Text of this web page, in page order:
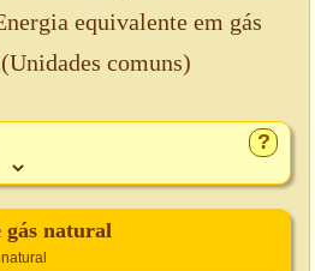
equivalente em gás
(Unidades comuns)
?
gás natural